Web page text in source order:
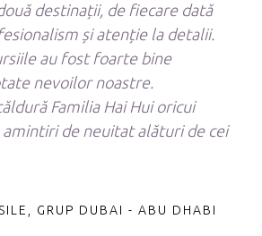
destinații, de fiecare dată
și atenție la detalii.
au fost foarte bine
nevoilor noastre.
Familia Hai Hui oricui
amintiri de neuitat alături de cei
GRUP DUBAI - ABU DHABI